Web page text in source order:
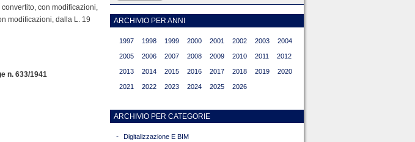
con modificazioni,
modificazioni, dalla L. 19
n. 633/1941
ARCHIVIO PER ANNI
1997 1998 1999 2000 2001 2002 2003 2004
2005 2006 2007 2008 2009 2010 2011 2012
2013 2014 2015 2016 2017 2018 2019 2020
2021 2022 2023 2024 2025 2026
ARCHIVIO PER CATEGORIE
- Digitalizzazione E BIM